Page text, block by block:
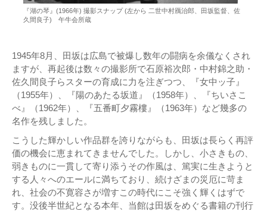
『湖の琴』(1966年) 撮影スナップ (左から 二世中村鴈治郎、田坂監督、佐
久間良子) 午牛会所蔵
1945年8月、田坂は広島で被爆し数年の闘病を余儀なくされ
ますが、再起後は数々の撮影所で石原裕次郎・中村錦之助・
佐久間良子らスターの育成に力を注ぎつつ、『女中ッ子』
（1955年）、『陽のあたる坂道』（1958年）、『ちいさこ
べ』（1962年）、『五番町夕霧樓』（1963年）など幾多の
名作を残しました。
こうした輝かしい作品群を誇りながらも、田坂は長らく再評
価の機会に恵まれてきませんでした。しかし、小さきもの、
弱きものに一貫して寄り添うその作風は、篤実に生きようと
する人々へのエールに満ちており、続けざまの災厄に苛ま
れ、社会の不寛容さが増すこの時代にこそ強く輝くはずで
す。没後半世紀となる本年、当館は田坂をめぐる書籍の刊行